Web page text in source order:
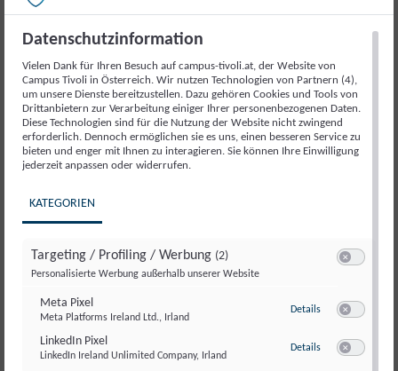
Beschreibung
Lerne von der Social Media Strategie von MP Markus
Söder. Markus Mochti, Abteilungsleiter Social Media in
der CSU teilt Best Practices und wertvolle Tipps für
Analyse der Social-Media-Strategie
Best Practices für politische Kommunikation in
sozialen Netzwerken
Lernimpulse für den eigenen Social-Media-Auftritt
Offene Diskussion
Datenschutzinformation
Vielen Dank für Ihren Besuch auf campus-tivoli.at, der Website von
Campus Tivoli in Österreich. Wir nutzen Technologien von Partnern (4),
um unsere Dienste bereitzustellen. Dazu gehören Cookies und Tools von
Drittanbietern zur Verarbeitung einiger Ihrer personenbezogenen Daten.
Diese Technologien sind für die Nutzung der Website nicht zwingend
erforderlich. Dennoch ermöglichen sie es uns, einen besseren Service zu
bieten und enger mit Ihnen zu interagieren. Sie können Ihre Einwilligung
jederzeit anpassen oder widerrufen.
KATEGORIEN
Targeting / Profiling / Werbung (2)
Personalisierte Werbung außerhalb unserer Website
Meta Pixel
Meta Platforms Ireland Ltd., Irland
Details zu Meta Pixel
LinkedIn Pixel
LinkedIn Ireland Unlimited Company, Irland
Details zu LinkedIn Pixel